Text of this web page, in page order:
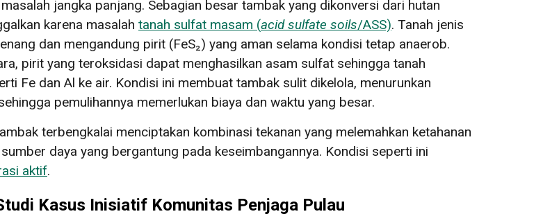
jangka panjang. Sebagian besar tambak yang dikonversi dari hutan
karena masalah tanah sulfat masam (acid sulfate soils/ASS). Tanah jenis
dan mengandung pirit (FeS₂) yang aman selama kondisi tetap anaerob.
pirit yang teroksidasi dapat menghasilkan asam sulfat sehingga tanah
Fe dan Al ke air. Kondisi ini membuat tambak sulit dikelola, menurunkan
pemulihannya memerlukan biaya dan waktu yang besar.
terbengkalai menciptakan kombinasi tekanan yang melemahkan ketahanan
daya yang bergantung pada keseimbangannya. Kondisi seperti ini
aktif.
Kasus Inisiatif Komunitas Penjaga Pulau